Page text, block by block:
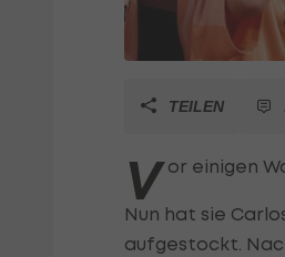
TEILEN
V or einigen
Nun hat sie
aufgestockt.